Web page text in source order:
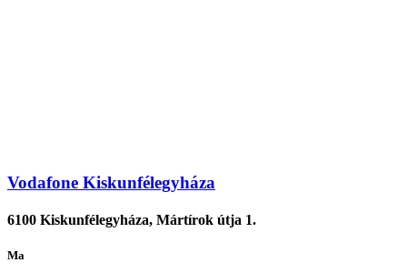
Vodafone Kiskunfélegyháza
6100 Kiskunfélegyháza, Mártírok útja 1.
Ma